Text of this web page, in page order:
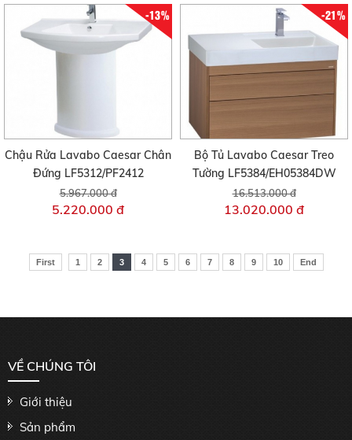
-13%
Chậu Rửa Lavabo Caesar Chân
Đứng LF5312/PF2412
5.967.000 đ
5.220.000 đ
-21%
Bộ Tủ Lavabo Caesar Treo
Tường LF5384/EH05384DW
16.513.000 đ
13.020.000 đ
First 1 2 3 4 5 6 7 8 9 10 End
VỀ CHÚNG TÔI
Giới thiệu
Sản phẩm